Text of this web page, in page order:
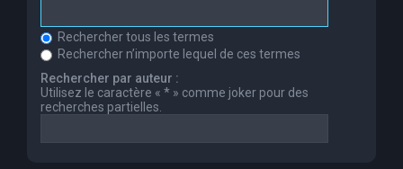
Rechercher tous les termes
Rechercher n’importe lequel de ces termes
Rechercher par auteur :
Utilisez le caractère « * » comme joker pour des
recherches partielles.